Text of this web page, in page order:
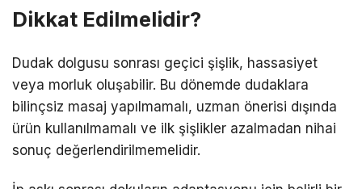
Dikkat Edilmelidir?
Dudak dolgusu sonrası geçici şişlik, hassasiyet
veya morluk oluşabilir. Bu dönemde dudaklara
bilinçsiz masaj yapılmamalı, uzman önerisi dışında
ürün kullanılmamalı ve ilk şişlikler azalmadan nihai
sonuç değerlendirilmemelidir.